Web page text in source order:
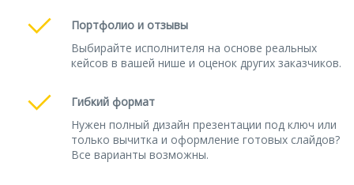
Портфолио и отзывы
Выбирайте исполнителя на основе реальных
кейсов в вашей нише и оценок других заказчиков.
Гибкий формат
Нужен полный дизайн презентации под ключ или
только вычитка и оформление готовых слайдов?
Все варианты возможны.